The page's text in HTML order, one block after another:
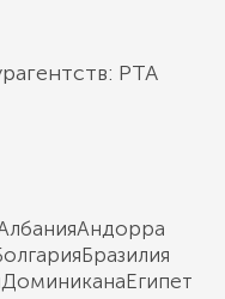
РТА
Андорра
Бразилия
ДоминиканаЕгипет